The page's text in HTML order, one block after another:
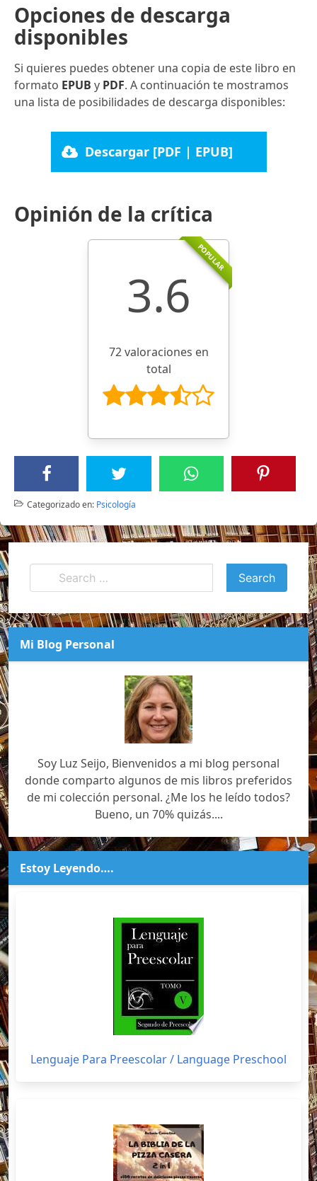
Opciones de descarga
disponibles
Si quieres puedes obtener una copia de este libro en
formato EPUB y PDF. A continuación te mostramos
una lista de posibilidades de descarga disponibles:
Descargar [PDF | EPUB]
Opinión de la crítica
POPULAR
3.6
72 valoraciones en
total
Categorizado en: Psicología
Mi Blog Personal
Soy Luz Seijo, Bienvenidos a mi blog personal
donde comparto algunos de mis libros preferidos
de mi colección personal. ¿Me los he leído todos?
Bueno, un 70% quizás....
Estoy Leyendo….
Lenguaje Para Preescolar / Language Preschool